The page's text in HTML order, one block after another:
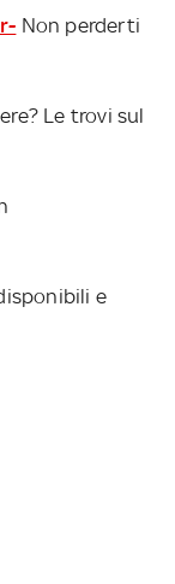
Non perderti
Le trovi sul
e